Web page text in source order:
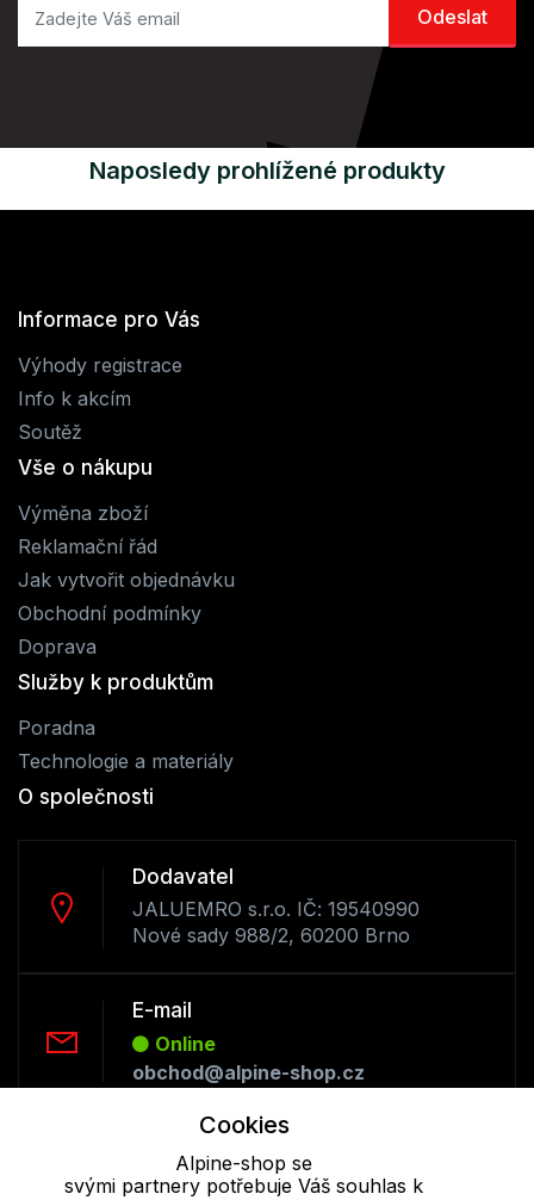
Naposledy prohlížené produkty
Informace pro Vás
Výhody registrace
Info k akcím
Soutěž
Vše o nákupu
Výměna zboží
Reklamační řád
Jak vytvořit objednávku
Obchodní podmínky
Doprava
Služby k produktům
Poradna
Technologie a materiály
O společnosti
Dodavatel
JALUEMRO s.r.o. IČ: 19540990
Nové sady 988/2, 60200 Brno
E-mail
Online
obchod@alpine-shop.cz
Online
Cookies
Alpine-shop se
svými partnery potřebuje Váš souhlas k